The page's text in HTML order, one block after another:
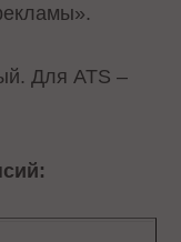
Для ATS –